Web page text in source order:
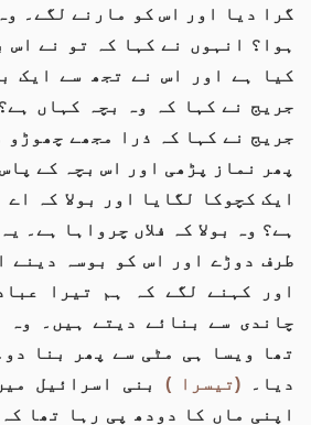
گرا دیا اور اس کو مارنے لگے۔
ہوا؟ انہوں نے کہا کہ تو نے اس
کیا ہے اور اس نے تجھ سے ایک
جریج نے کہا کہ وہ بچہ کہاں
جریج نے کہا کہ ذرا مجھے چھوڑو
پھر نماز پڑھی اور اس بچہ کے
ایک کچوکا لگایا اور بولا کہ
ہے؟ وہ بولا کہ فلاں چرواہا ہے۔
طرف دوڑے اور اس کو بوسہ دینے
اور کہنے لگے کہ ہم تیرا
چاندی سے بنائے دیتے ہیں۔ وہ
تھا ویسا ہی مٹی سے پھر بنا
دیا۔ (تیسرا ) بنی اسرائیل
اپنی ماں کا دودھ پی رہا تھا